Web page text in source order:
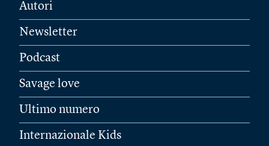
Autori
Newsletter
Podcast
Savage love
Ultimo numero
Internazionale Kids